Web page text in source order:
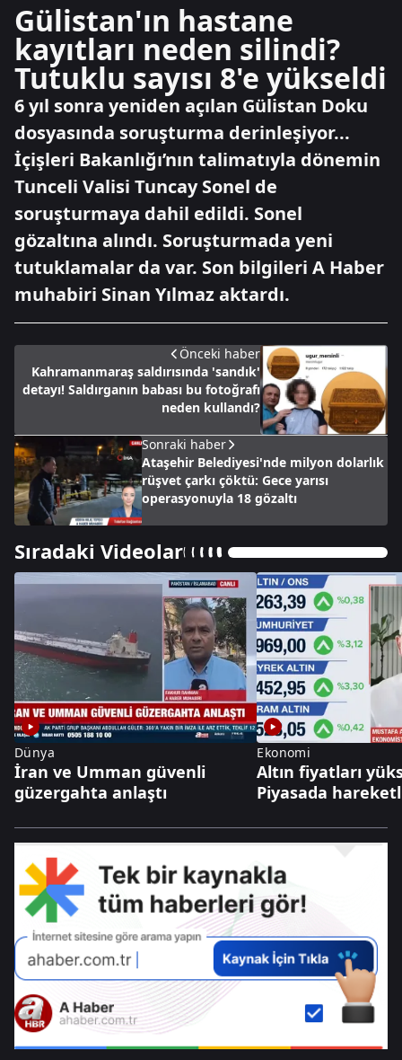
Gülistan'ın hastane
kayıtları neden silindi?
Tutuklu sayısı 8'e yükseldi
6 yıl sonra yeniden açılan Gülistan Doku
dosyasında soruşturma derinleşiyor...
İçişleri Bakanlığı’nın talimatıyla dönemin
Tunceli Valisi Tuncay Sonel de
soruşturmaya dahil edildi. Sonel
gözaltına alındı. Soruşturmada yeni
tutuklamalar da var. Son bilgileri A Haber
muhabiri Sinan Yılmaz aktardı.
Önceki haber
Kahramanmaraş saldırısında 'sandık'
detayı! Saldırganın babası bu fotoğrafı
neden kullandı?
Sonraki haber
Ataşehir Belediyesi'nde milyon dolarlık
rüşvet çarkı çöktü: Gece yarısı
operasyonuyla 18 gözaltı
Sıradaki Videolar
Dünya
İran ve Umman güvenli
güzergahta anlaştı
Ekonomi
Altın fiyatları
Piyasada